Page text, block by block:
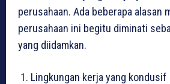
perusahaan. Ada beberapa alasan
perusahaan ini begitu diminati
yang diidamkan.
Lingkungan kerja yang kondusif